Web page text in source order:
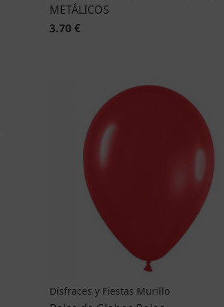
METÁLICOS
3.70 €
Disfraces y Fiestas Murillo